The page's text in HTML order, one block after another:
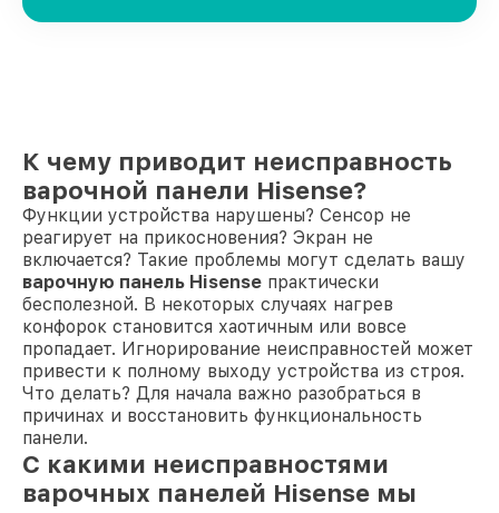
К чему приводит неисправность
варочной панели Hisense?
Функции устройства нарушены? Сенсор не
реагирует на прикосновения? Экран не
включается? Такие проблемы могут сделать вашу
варочную панель Hisense практически
бесполезной. В некоторых случаях нагрев
конфорок становится хаотичным или вовсе
пропадает. Игнорирование неисправностей может
привести к полному выходу устройства из строя.
Что делать? Для начала важно разобраться в
причинах и восстановить функциональность
панели.
С какими неисправностями
варочных панелей Hisense мы